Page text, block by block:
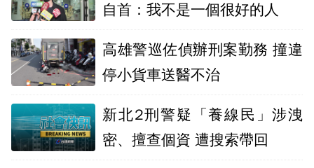
自首：我不是一個很好的人
高雄警巡佐偵辦刑案勤務 撞違
停小貨車送醫不治
新北2刑警疑「養線民」涉洩
密、擅查個資 遭搜索帶回